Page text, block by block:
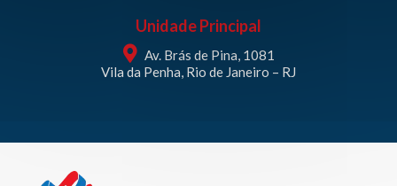
Unidade Principal
Av. Brás de Pina, 1081
Vila da Penha, Rio de Janeiro – RJ